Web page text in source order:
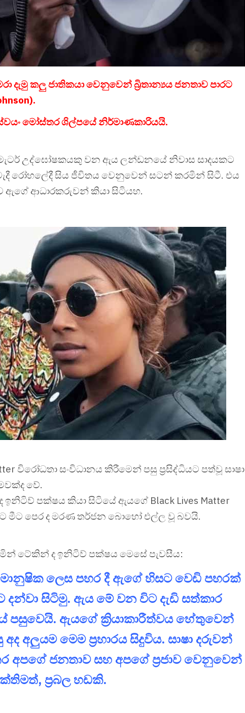
දැමු කලු ජාතිකයා වෙනුවෙන් බ්‍රිතාන්‍යය ජනතාව පාරට
ස්වයං මෝස්තර ශිල්පයේ නිර්මාණකාරියයි.
මැටර් උද්ඝෝෂකයකු වන ඇය ලන්ඩනයේ නිවාස සාදයකට
රෝහලේදී සිය ජීවිතය වෙනුවෙන් සටන් කරමින් සිටී. එය
ඇගේ ආධාරකරුවන් කියා සිටියහ.
විරෝධතා සංවිධානය කිරීමෙන් පසු ප්‍රසිද්ධියට පත්වූ සාෂා
වේ.
පක්ෂය කියා සිටියේ ඇයගේ Black Lives Matter
මීට පෙර ද මරණ තර්ජන බොහෝ එල්ල වූ බවයි.
ටේකින් ද ඉනිටිව් පක්ෂය මෙසේ පැවසීය:
ලෙස පහර දී ඇගේ හිසට වෙඩි පහරක්
සිටිමු. ඇය මේ වන විට දැඩි සත්කාර
පසුවෙයි. ඇයගේ ක්‍රියාකාරීත්වය හේතුවෙන්
අලුයම මෙම ප්‍රහාරය සිදුවිය. සාෂා දරුවන්
ජනතාව සහ අපගේ ප්‍රජාව වෙනුවෙන්
ප්‍රබල හඩකි.